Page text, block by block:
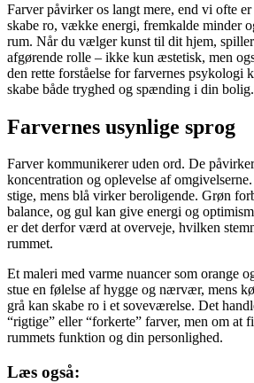
Farver påvirker os langt mere, end vi ofte
skabe ro, vække energi, fremkalde minder
rum. Når du vælger kunst til dit hjem,
afgørende rolle – ikke kun æstetisk, men
den rette forståelse for farvernes psykologi
skabe både tryghed og spænding i din bolig.
Farvernes usynlige sprog
Farver kommunikerer uden ord. De
koncentration og oplevelse af
stige, mens blå virker beroligende. Grøn
balance, og gul kan give energi og
er det derfor værd at overveje, hvilken
rummet.
Et maleri med varme nuancer som orange
stue en følelse af hygge og nærvær, mens
grå kan skabe ro i et soveværelse. Det
“rigtige” eller “forkerte” farver, men om at
rummets funktion og din personlighed.
Læs også: